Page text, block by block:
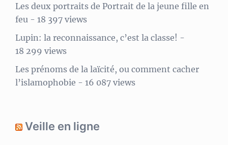
Les deux portraits de Portrait de la jeune fille en
feu - 18 397 views
Lupin: la reconnaissance, c’est la classe! -
18 299 views
Les prénoms de la laïcité, ou comment cacher
l’islamophobie - 16 087 views
Veille en ligne